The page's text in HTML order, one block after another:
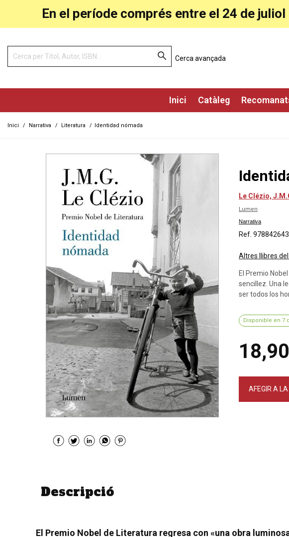
En el període comprés entre el 24 de
Inici Catàleg
Cerca avançada
Inici / Narrativa / Literatura / Identidad nómada
Le Clézio,
Lumen
Narrativa
Ref.
Altres llibres
El Premio
sencillez. Una
ser todos los
Disponible en 7
AFEGIR A
Descripció
El Premio Nobel de Literatura regresa con «una obra